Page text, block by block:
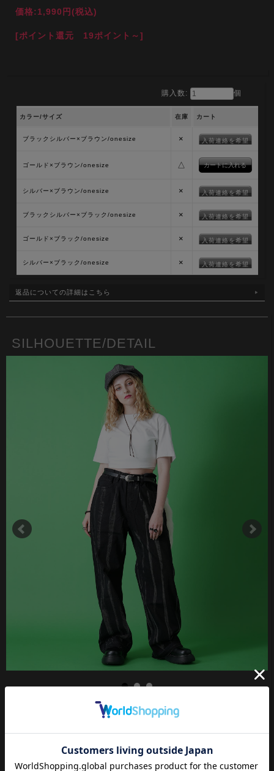
価格:1,990円(税込)
[ポイント還元 19ポイント～]
購入数: 個
カラー/サイズ 在庫 カート
ブラックシルバー×ブラウン/onesize × 入荷連絡を希望
ゴールド×ブラウン/onesize △
シルバー×ブラウン/onesize × 入荷連絡を希望
ブラックシルバー×ブラック/onesize × 入荷連絡を希望
ゴールド×ブラック/onesize × 入荷連絡を希望
シルバー×ブラック/onesize × 入荷連絡を希望
返品についての詳細はこちら
SILHOUETTE/DETAIL
王道トラッド、ドレスアップやビジネスシーンはもちろんのこ
着スタイルの流行をおさえてあえてのループタイスタイルが◎